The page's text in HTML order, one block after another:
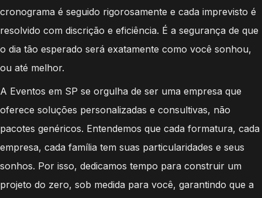
cronograma é seguido rigorosamente e cada imprevisto é
resolvido com discrição e eficiência. É a segurança de que
o dia tão esperado será exatamente como você sonhou,
ou até melhor.
A Eventos em SP se orgulha de ser uma empresa que
oferece soluções personalizadas e consultivas, não
pacotes genéricos. Entendemos que cada formatura, cada
empresa, cada família tem suas particularidades e seus
sonhos. Por isso, dedicamos tempo para construir um
projeto do zero, sob medida para você, garantindo que a